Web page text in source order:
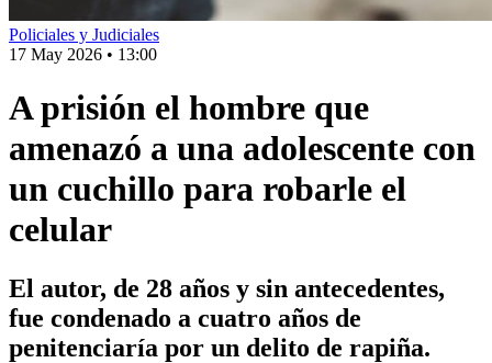
Policiales y Judiciales
17 May 2026 • 13:00
A prisión el hombre que
amenazó a una adolescente con
un cuchillo para robarle el
celular
El autor, de 28 años y sin antecedentes,
fue condenado a cuatro años de
penitenciaría por un delito de rapiña.